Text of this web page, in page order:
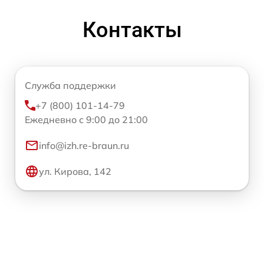
Контакты
Служба поддержки
+7 (800) 101-14-79
Ежедневно с 9:00 до 21:00
info@izh.re-braun.ru
ул. Кирова, 142